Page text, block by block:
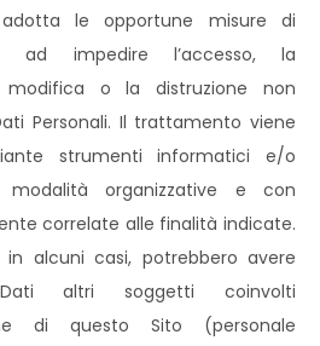
le opportune misure di
ad impedire l’accesso, la
modifica o la distruzione non
Personali. Il trattamento viene
strumenti informatici e/o
organizzative e con
correlate alle finalità indicate.
alcuni casi, potrebbero avere
altri soggetti coinvolti
di questo Sito (personale